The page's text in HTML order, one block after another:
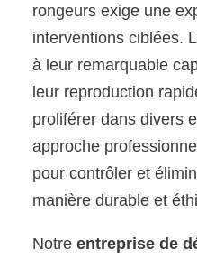
rongeurs exige une
interventions ciblées.
à leur remarquable
leur reproduction
proliférer dans divers
approche
pour contrôler et
manière durable et
Notreentreprise de